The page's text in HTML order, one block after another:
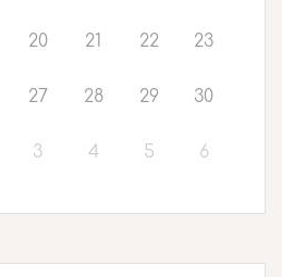
20 21 22 23
27 28 29 30
3 4 5 6